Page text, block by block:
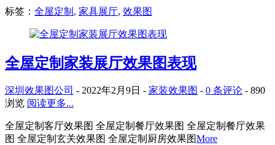
标签： 全屋定制 , 家具展厅, 效果图
全屋定制家装展厅效果图表现
深圳效果图公司 - 2022年2月9日 - 家装效果图 - 0 条评论 - 890
浏览 阅读更多...
全屋定制客厅效果图 全屋定制餐厅效果图 全屋定制餐厅效果
图 全屋定制玄关效果图 全屋定制厨房效果图More